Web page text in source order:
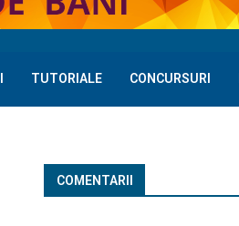
TUTORIALE CONCURSURI
COMENTARII